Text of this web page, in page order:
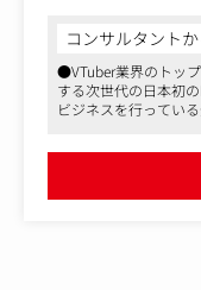
なバーチャルライ
しています。
●概要
・Unityを使用した
・演出、ステージ
よび、各チームの
コンサルタント
●VTuber業界のトッ
する次世代の日本初
ビジネスを行ってい
を目指していますが
●選考の注目ポイン